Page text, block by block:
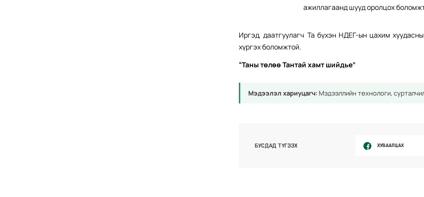
ажиллагаанд шууд оролцох
Иргэд, даатгуулагч Та бүхэн НДЕГ-ын цахим
хүргэх боломжтой.
“Таны төлөө Тантай хамт шийдье”
Мэдээлэл хариуцагч: Мэдээллийн технологи,
БУСДАД ТҮГЭЭХ ХУВААЛЦАХ